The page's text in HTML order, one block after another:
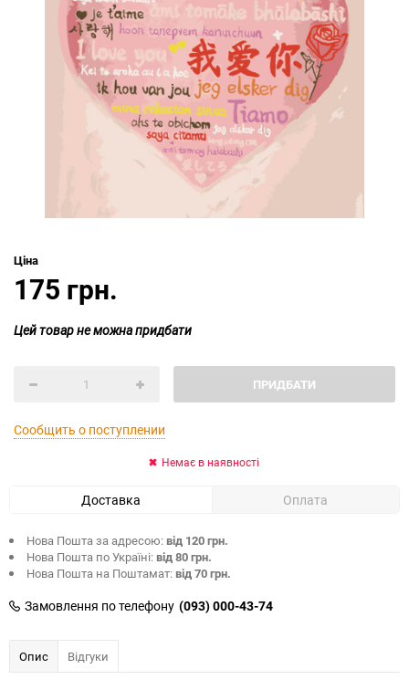
Ціна
175 грн.
Цей товар не можна придбати
ПРИДБАТИ
Сообщить о поступлении
Немає в наявності
Доставка Оплата
Нова Пошта за адресою:від 120 грн.
Нова Пошта по Україні:від 80 грн.
Нова Пошта на Поштамат:від 70 грн.
Замовлення по телефону (093) 000-43-74
Опис Відгуки